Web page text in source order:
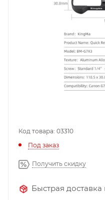
Код товара: 03310
Под заказ
Получить скидку
Быстрая